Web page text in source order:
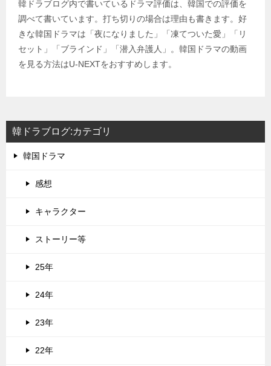
韓ドラブログ内で書いているドラマ評価は、韓国での評価を
調べて書いています。打ち切りの場合は理由も書きます。好
きな韓国ドラマは「夜になりました」「凍てついた愛」「リ
セット」「ブラインド」「潜入弁護人」。韓国ドラマの動画
を見る方法はU-NEXTをおすすめします。
韓ドラブログ:カテゴリ
韓国ドラマ
感想
キャラクター
ストーリー等
25年
24年
23年
22年